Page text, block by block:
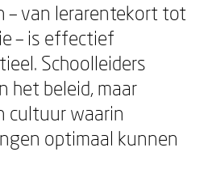
– van lerarentekort tot
– is effectief
Schoolleiders
het beleid, maar
cultuur waarin
optimaal kunnen